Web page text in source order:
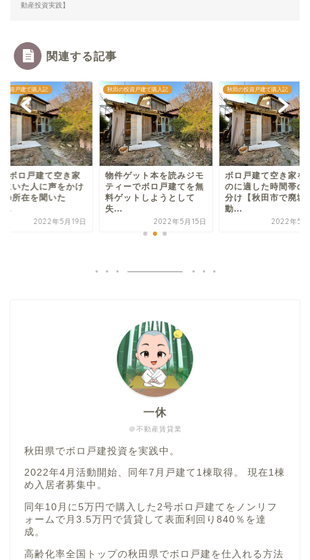
動産投資実践】
関連する記事
投資戸建て購入記
ボロ戸建て空き家
にいた人に声をかけ
の所在を聞いた
...
2022年5月19日
秋田の投資戸建て購入記
物件ゲット本を読みジモ
ティーでボロ戸建てを無
料ゲットしようとして
失...
2022年5月15日
秋田の投資戸建て購入記
ボロ戸建て空き家を
のに適した時間帯の
分け【秋田市で廃墟
動...
2022年5
＠不動産賃貸業
一休
秋田県でボロ戸建投資を実践中。
2022年4月活動開始、同年7月戸建て1棟取得。 現在1棟
め入居者募集中。
同年10月に5万円で購入した2号ボロ戸建てをノンリフ
ォームで月3.5万円で賃貸して表面利回り840％を達
成。
高齢化率全国トップの秋田県でボロ戸建を仕入れる方法